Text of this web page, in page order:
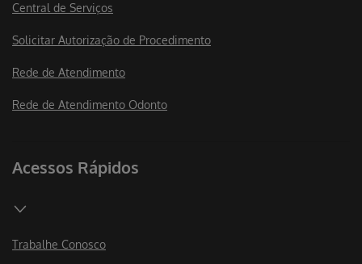
Central de Serviços
Solicitar Autorização de Procedimento
Rede de Atendimento
Rede de Atendimento Odonto
Acessos Rápidos
Trabalhe Conosco